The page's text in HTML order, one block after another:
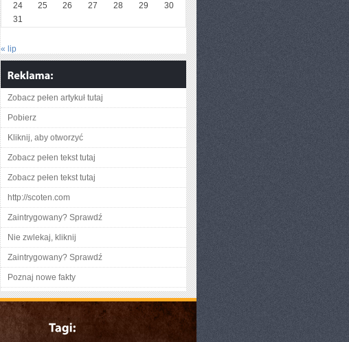
24
25 26 27 28 29
30
31
« lip
Zobacz pełen artykuł tutaj
Pobierz
Kliknij, aby otworzyć
Zobacz pełen tekst tutaj
Zobacz pełen tekst tutaj
http://scoten.com
Zaintrygowany? Sprawdź
Nie zwlekaj, kliknij
Zaintrygowany? Sprawdź
Poznaj nowe fakty